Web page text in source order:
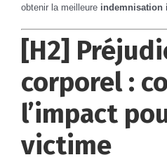
obtenir la meilleure indemnisation
[H2]
corporel :
l’impact
victime